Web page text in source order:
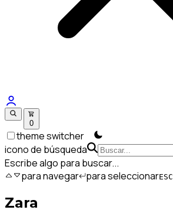
0
theme switcher
icono de búsqueda
Escribe algo para buscar...
para navegar para seleccionarESC
Zara